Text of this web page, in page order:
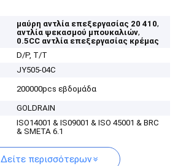
μαύρη αντλία επεξεργασίας 20 410,
αντλία ψεκασμού μπουκαλιών,
0.5CC αντλία επεξεργασίας κρέμας
D/P, T/T
JY505-04C
200000pcs εβδομάδα
GOLDRAIN
ISO14001 & IS09001 & ISO 45001 & BRC
& SMETA 6.1
Δείτε περισσότερων